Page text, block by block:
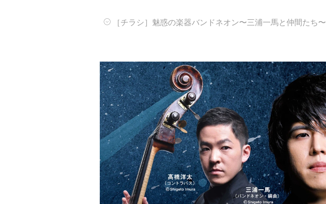
［チラシ］魅惑の楽器バンドネオン〜三浦一馬と仲間たち〜